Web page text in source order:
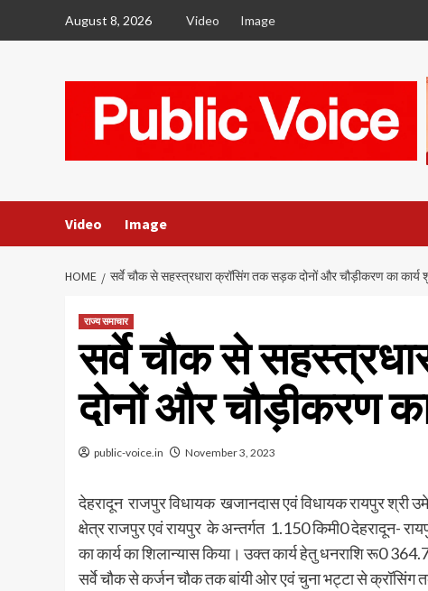
August 8, 2026 Video Image
Video Image
HOME सर्वे चौक से सहस्त्रधारा क्रॉसिंग तक सड़क दोनों और चौड़ीकरण का
राज्य समाचार
सर्वे चौक से
दोनों और चौड़ीकरण
public-voice.in November 3, 2023
देहरादून राजपुर विधायक खजानदास एवं विधायक रायपुर श्री
क्षेत्र राजपुर एवं रायपुर के अन्तर्गत 1.150 किमी0 देहरादून-
का कार्य का शिलान्यास किया। उक्त कार्य हेतु धनराशि रू0
सर्वे चौक से कर्जन चौक तक बांयी ओर एवं चुना भट्टा से क्रॉसिंग